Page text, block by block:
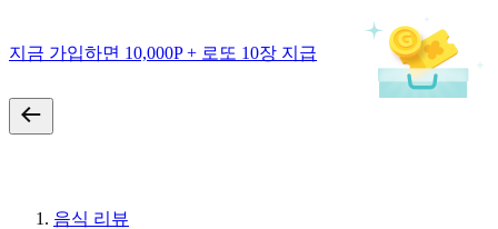
지금 가입하면 10,000P + 로또 10장 지급
음식 리뷰